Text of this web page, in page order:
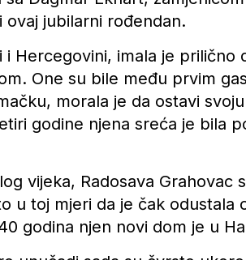
ovaj jubilarni rođendan.
i Hercegovini, imala je
One su bile među prvim
morala je da ostavi
godine njena sreća je bila
vijeka, Radosava
u toj mjeri da je čak
godina njen novi dom je u